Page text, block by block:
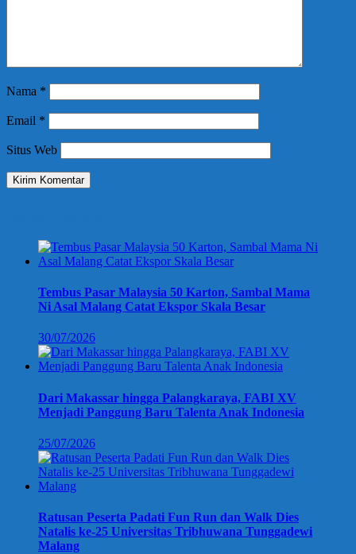
Nama *
Email *
Situs Web
Tembus Pasar Malaysia 50 Karton, Sambal Mama
Ni Asal Malang Catat Ekspor Skala Besar
30/07/2026
Dari Makassar hingga Palangkaraya, FABI XV
Menjadi Panggung Baru Talenta Anak Indonesia
25/07/2026
Ratusan Peserta Padati Fun Run dan Walk Dies
Natalis ke-25 Universitas Tribhuwana Tunggadewi
Malang